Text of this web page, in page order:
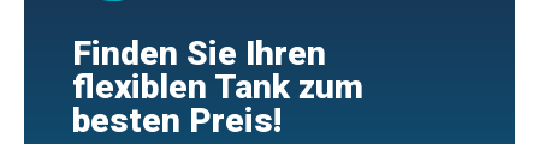
Finden Sie Ihren
flexiblen Tank zum
besten Preis!